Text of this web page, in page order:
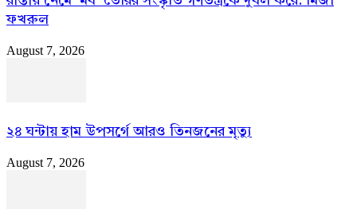
ফখরুল
August 7, 2026
২৪ ঘন্টায় হাম উপসর্গে আরও তিনজনের মৃত্যু
August 7, 2026